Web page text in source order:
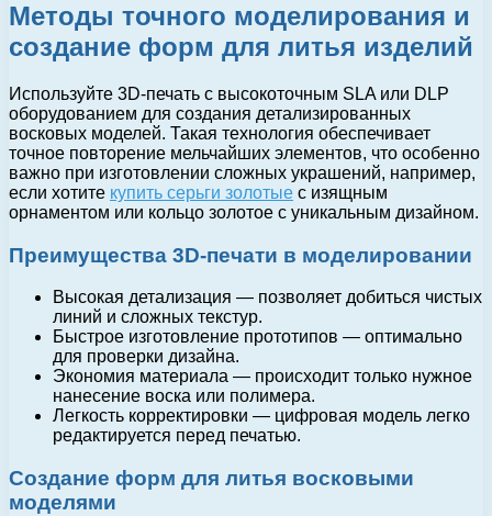
Методы точного моделирования и
создание форм для литья изделий
Используйте 3D-печать с высокоточным SLA или DLP
оборудованием для создания детализированных
восковых моделей. Такая технология обеспечивает
точное повторение мельчайших элементов, что особенно
важно при изготовлении сложных украшений, например,
если хотите купить серьги золотые с изящным
орнаментом или кольцо золотое с уникальным дизайном.
Преимущества 3D-печати в моделировании
Высокая детализация — позволяет добиться чистых
линий и сложных текстур.
Быстрое изготовление прототипов — оптимально
для проверки дизайна.
Экономия материала — происходит только нужное
нанесение воска или полимера.
Легкость корректировки — цифровая модель легко
редактируется перед печатью.
Создание форм для литья восковыми
моделями